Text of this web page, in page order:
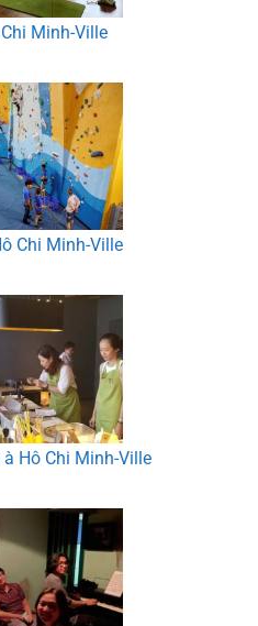
Minh-Ville
Chi Minh-Ville
Hô Chi Minh-Ville